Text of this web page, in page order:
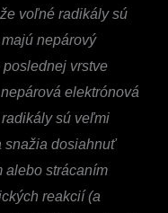
voľné radikály sú
nepárový
vrstve
elektrónová
sú veľmi
snažia dosiahnuť
alebo strácaním
reakcií (a